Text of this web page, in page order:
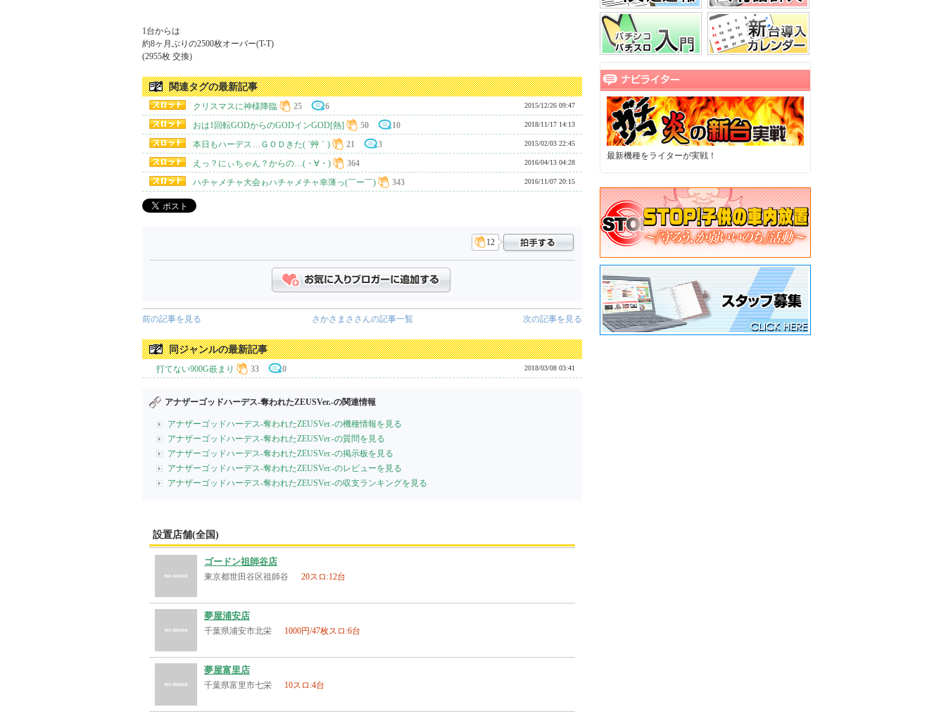
1台からは
約8ヶ月ぶりの2500枚オーバー(T-T)
(2955枚 交換)
関連タグの最新記事
クリスマスに神様降臨 25 6 2015/12/26 09:47
おは1回転GODからのGODインGOD[熱] 50 10 2018/11/17 14:13
本日もハーデス…ＧＯＤきた( ´艸｀) 21 3 2015/02/03 22:45
えっ？にぃちゃん？からの…(・∀・) 364 2016/04/13 04:28
ハチャメチャ大会ゎハチャメチャ幸薄っ(￣ー￣) 343 2016/11/07 20:15
12
前の記事を見る さかさまささんの記事一覧 次の記事を見る
同ジャンルの最新記事
打てない900G嵌まり 33 0 2018/03/08 03:41
アナザーゴッドハーデス-奪われたZEUSVer.-の関連情報
アナザーゴッドハーデス-奪われたZEUSVer.-の機種情報を見る
アナザーゴッドハーデス-奪われたZEUSVer.-の質問を見る
アナザーゴッドハーデス-奪われたZEUSVer.-の掲示板を見る
アナザーゴッドハーデス-奪われたZEUSVer.-のレビューを見る
アナザーゴッドハーデス-奪われたZEUSVer.-の収支ランキングを見る
設置店舗(全国)
ゴードン祖師谷店
東京都世田谷区祖師谷 20スロ:12台
夢屋浦安店
千葉県浦安市北栄 1000円/47枚スロ:6台
夢屋富里店
千葉県富里市七栄 10スロ:4台
最新機種をライターが実戦！